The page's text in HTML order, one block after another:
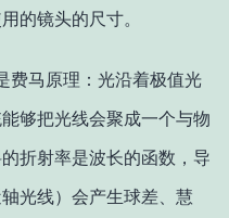
的镜头的尺寸。
费马原理：光沿着极值光
够把光线会聚成一个与物
折射率是波长的函数，导
光线）会产生球差、慧